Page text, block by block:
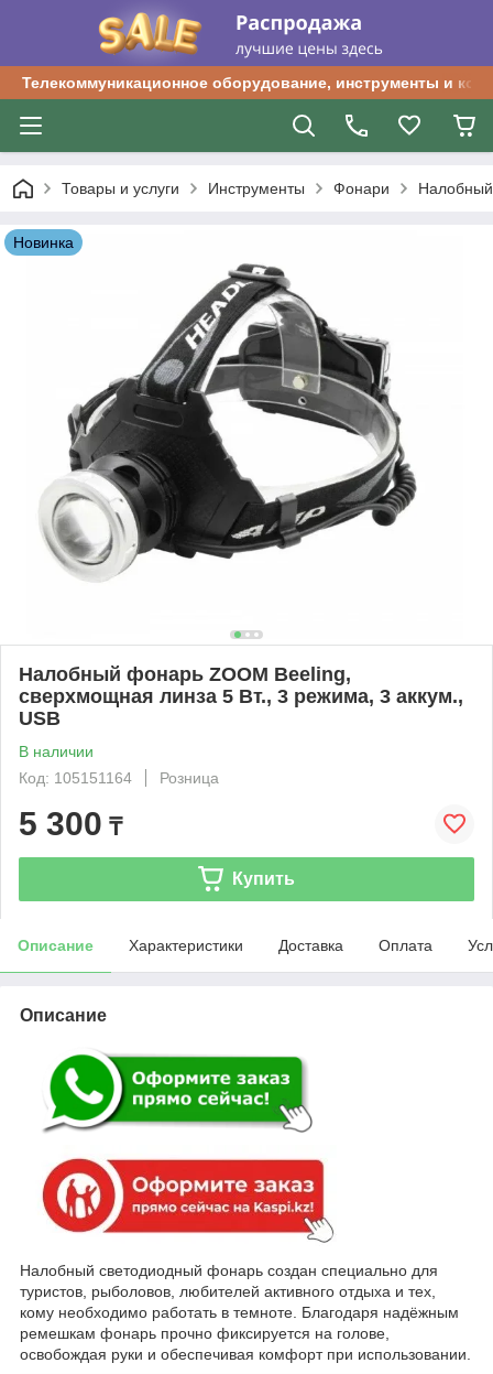
Телекоммуникационное оборудование, инструменты и
Товары и услуги Инструменты Фонари
Новинка
Налобный фонарь ZOOM Beeling,
сверхмощная линза 5 Вт., 3 режима, 3 аккум.,
USB
В наличии
Код: 105151164
Розница
5 300 ₸
Купить
Описание Характеристики Доставка Оплата
Описание
Налобный светодиодный фонарь создан специально для
туристов, рыболовов, любителей активного отдыха и тех,
кому необходимо работать в темноте. Благодаря надёжным
ремешкам фонарь прочно фиксируется на голове,
освобождая руки и обеспечивая комфорт при использовании.